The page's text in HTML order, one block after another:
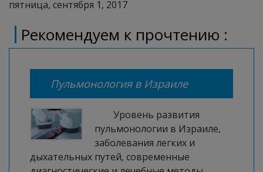
пятница, сентября 1, 2017
Рекомендуем к прочтению :
Пульмонология в Израиле
Уровень развития
пульмонологии в Израиле,
заболевания легких и
дыхательных путей, современные